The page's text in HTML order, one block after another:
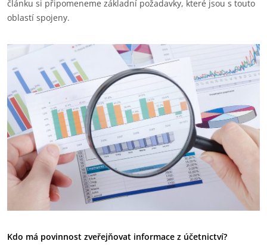
článku si připomeneme základní požadavky, které jsou s touto
oblastí spojeny.
Kdo má povinnost zveřejňovat informace z účetnictví?